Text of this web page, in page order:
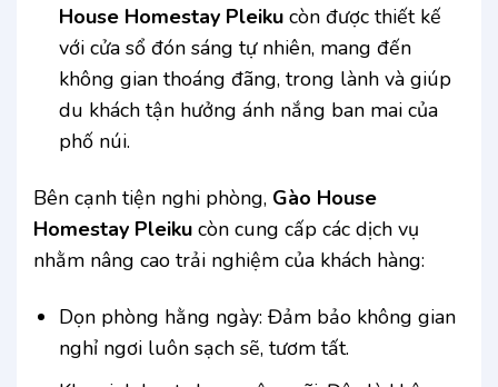
House Homestay Pleiku còn được thiết kế
với cửa sổ đón sáng tự nhiên, mang đến
không gian thoáng đãng, trong lành và giúp
du khách tận hưởng ánh nắng ban mai của
phố núi.
Bên cạnh tiện nghi phòng, Gào House
Homestay Pleiku còn cung cấp các dịch vụ
nhằm nâng cao trải nghiệm của khách hàng:
Dọn phòng hằng ngày: Đảm bảo không gian
nghỉ ngơi luôn sạch sẽ, tươm tất.